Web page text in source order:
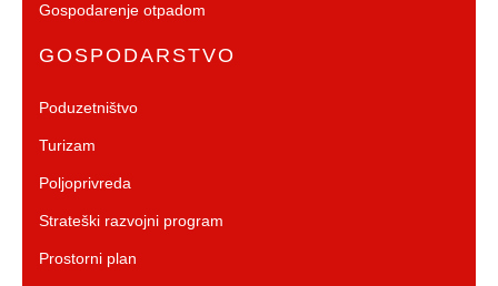
Gospodarenje otpadom
GOSPODARSTVO
Poduzetništvo
Turizam
Poljoprivreda
Strateški razvojni program
Prostorni plan